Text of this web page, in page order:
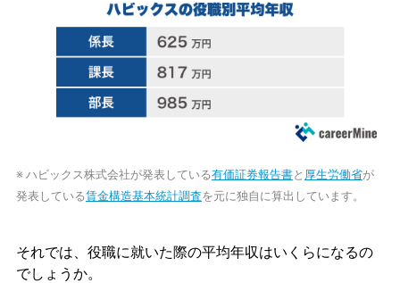
※ ハビックス株式会社が発表している有価証券報告書と 厚生労働省が
発表している賃金構造基本統計調査を元に独自に算出しています。
それでは、役職に就いた際の平均年収はいくらになるの
でしょうか。